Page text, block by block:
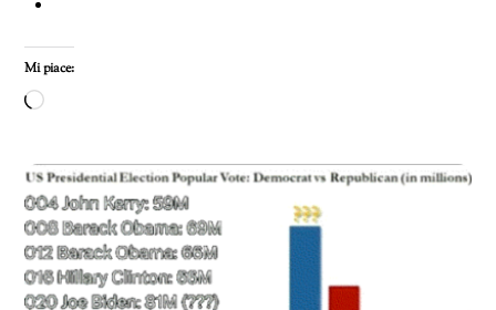
Mi piace:
Caricamento
corso…